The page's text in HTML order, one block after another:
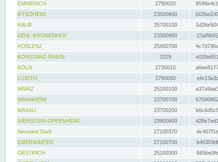
EMMERICH
2790020
IFFEZHEIM
23500600
KAUB
25700100
KEHL-KRONENHOF
23300900
KOBLENZ
25900700
KONSTANZ-RHEIN
3329
KÖLN
2730010
LOBITH
2790050
MAINZ
25100100
MANNHEIM
23700700
MAXAU
23700200
NIERSTEIN-OPPENHEIM
23900600
Neuwied Stadt
27100370
OBERWINTER
27100700
OESTRICH
25100300